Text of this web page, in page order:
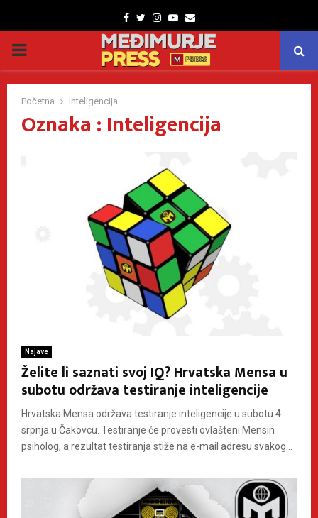
Facebook
TwitterInstagram
Youtube
Email
PRIMARY
MENU
Početna Inteligencija
Oznaka : Inteligencija
Najave
Želite li saznati svoj IQ? Hrvatska Mensa u
subotu održava testiranje inteligencije
Hrvatska Mensa održava testiranje inteligencije u subotu 4.
srpnja u Čakovcu. Testiranje će provesti ovlašteni Mensin
psiholog, a rezultat testiranja stiže na e-mail adresu svakog...